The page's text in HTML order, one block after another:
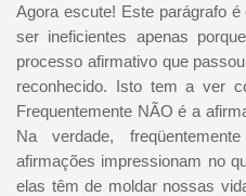
Agora escute! Este parágrafo
ser ineficientes apenas
processo afirmativo que
reconhecido. Isto tem a ver
Frequentemente NÃO é a
Na verdade,
afirmações impressionam no
elas têm de moldar nossas